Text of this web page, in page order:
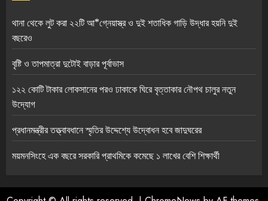
থানা থেকে লুট করা ২২টি আ*গ্নেয়াস্ত্র ও দুই শতাধিক গাড়ি উদ্ধার হয়নি দুই
বছরেও
বৃষ্টি ও তাপমাত্রা দুটোই বাড়ার পূর্বাভাস
১২২ কোটি টাকার লোকসানের পরও ঢাকাকে ঘিরে বৃত্তাকার নৌপথ চালুর নতুন
উদ্যোগ
প্রধানমন্ত্রীর তত্ত্বাবধানে স্মৃতির উদ্দেশ্যে উদ্বোধন হবে জাদুঘরের
ময়মনসিংহে এক বছরে সরকারি প্রাথমিকে কমেছে ১ লাখের বেশি শিক্ষার্থী